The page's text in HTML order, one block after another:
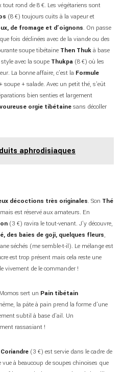
rond de 8 €. Les végétariens sont
(8 €) toujours cuits à la vapeur et
de fromage et d’oignons. On passe
fois déclinées avec de la viande ou des
soupe tibétaine Then Thukà base
avec la soupe Thukpa (8 €) où les
La bonne affaire, c’est la Formule
+ salade. Avec un petit thé, s’eût
bien senties et largement
orgie tibétainesans décoller
aphrodisiaques
décoctions très originales. Son Thé
est réservé aux amateurs. En
(3 €) ravira le tout-venant. J’y découvre,
des baies de goji, quelques fleurs,
séchés (me semble-t-il). Le mélange est
est trop présent mais cela reste une
vivement de le commander !
sert un Pain tibétain
la pâte à pain prend la forme d’une
subtil à base d’ail. Un
rassasiant !
(3 €) est servie dans le cadre de
à beaucoup de soupes chinoises que